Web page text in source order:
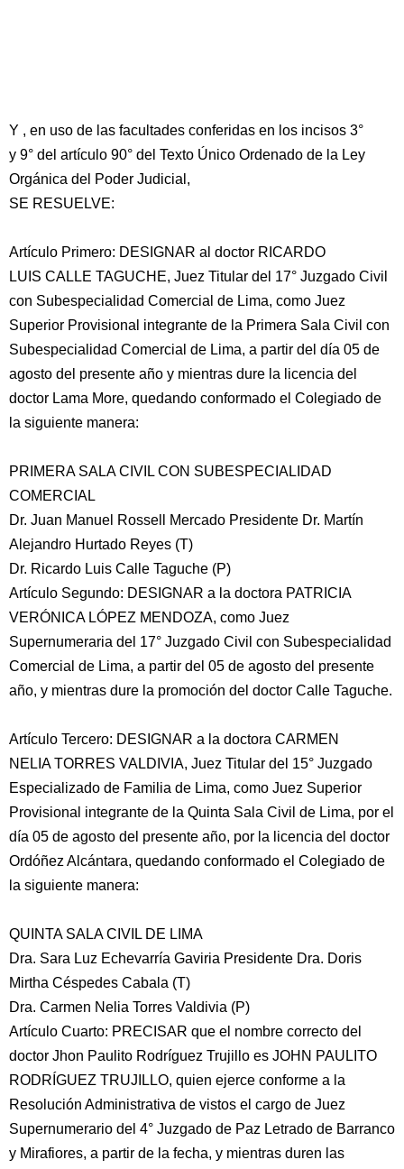
Y , en uso de las facultades conferidas en los incisos 3°
y 9° del artículo 90° del Texto Único Ordenado de la Ley
Orgánica del Poder Judicial,
SE RESUELVE:
Artículo Primero: DESIGNAR al doctor RICARDO
LUIS CALLE TAGUCHE, Juez Titular del 17° Juzgado Civil
con Subespecialidad Comercial de Lima, como Juez
Superior Provisional integrante de la Primera Sala Civil con
Subespecialidad Comercial de Lima, a partir del día 05 de
agosto del presente año y mientras dure la licencia del
doctor Lama More, quedando conformado el Colegiado de
la siguiente manera:
PRIMERA SALA CIVIL CON SUBESPECIALIDAD
COMERCIAL
Dr. Juan Manuel Rossell Mercado Presidente Dr. Martín
Alejandro Hurtado Reyes (T)
Dr. Ricardo Luis Calle Taguche (P)
Artículo Segundo: DESIGNAR a la doctora PATRICIA
VERÓNICA LÓPEZ MENDOZA, como Juez
Supernumeraria del 17° Juzgado Civil con Subespecialidad
Comercial de Lima, a partir del 05 de agosto del presente
año, y mientras dure la promoción del doctor Calle Taguche.
Artículo Tercero: DESIGNAR a la doctora CARMEN
NELIA TORRES VALDIVIA, Juez Titular del 15° Juzgado
Especializado de Familia de Lima, como Juez Superior
Provisional integrante de la Quinta Sala Civil de Lima, por el
día 05 de agosto del presente año, por la licencia del doctor
Ordóñez Alcántara, quedando conformado el Colegiado de
la siguiente manera:
QUINTA SALA CIVIL DE LIMA
Dra. Sara Luz Echevarría Gaviria Presidente Dra. Doris
Mirtha Céspedes Cabala (T)
Dra. Carmen Nelia Torres Valdivia (P)
Artículo Cuarto: PRECISAR que el nombre correcto del
doctor Jhon Paulito Rodríguez Trujillo es JOHN PAULITO
RODRÍGUEZ TRUJILLO, quien ejerce conforme a la
Resolución Administrativa de vistos el cargo de Juez
Supernumerario del 4° Juzgado de Paz Letrado de Barranco
y Mirafiores, a partir de la fecha, y mientras duren las